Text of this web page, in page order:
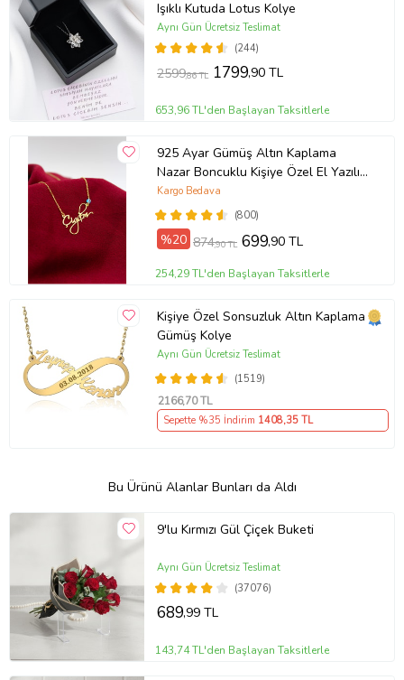
Işıklı Kutuda Lotus Kolye
(244)
Aynı Gün Ücretsiz Teslimat
2599,86 TL 1799,90 TL
653,96 TL'den Başlayan Taksitlerle
925 Ayar Gümüş Altın Kaplama
Nazar Boncuklu Kişiye Özel El Yazılı
Kolye (Sarı)
(800)
Kargo Bedava
%20 874,90 TL 699,90 TL
254,29 TL'den Başlayan Taksitlerle
Kişiye Özel Sonsuzluk Altın Kaplama
Gümüş Kolye
(1519)
Aynı Gün Ücretsiz Teslimat
2166,70 TL
Sepette %35 İndirim 1408,35 TL
Bu Ürünü Alanlar Bunları da Aldı
9'lu Kırmızı Gül Çiçek Buketi
(37076)
Aynı Gün Ücretsiz Teslimat
689,99 TL
143,74 TL'den Başlayan Taksitlerle